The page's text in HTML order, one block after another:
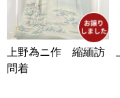
上野為ニ作 縮緬訪
問着